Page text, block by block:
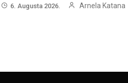
6. Augusta 2026. Arnela Katana